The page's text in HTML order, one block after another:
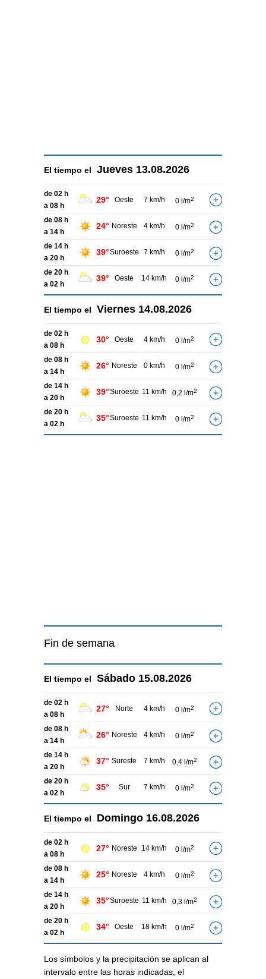
El tiempo el Jueves 13.08.2026
de 02 h
a 08 h
29° Oeste 7 km/h 0 l/m2
de 08 h
a 14 h
24° Noreste 4 km/h 0 l/m2
de 14 h
a 20 h
39°Suroeste 7 km/h 0 l/m2
de 20 h
a 02 h
39° Oeste 14 km/h 0 l/m2
El tiempo el Viernes 14.08.2026
de 02 h
a 08 h
30° Oeste 4 km/h 0 l/m2
de 08 h
a 14 h
26° Noreste 0 km/h 0 l/m2
de 14 h
a 20 h
39°Suroeste 11 km/h 0,2 l/m2
de 20 h
a 02 h
35°Suroeste 11 km/h 0 l/m2
Fin de semana
El tiempo el Sábado 15.08.2026
de 02 h
a 08 h
27° Norte 4 km/h 0 l/m2
de 08 h
a 14 h
26° Noreste 4 km/h 0 l/m2
de 14 h
a 20 h
37° Sureste 7 km/h 0,4 l/m2
de 20 h
a 02 h
35° Sur 7 km/h 0 l/m2
El tiempo el Domingo 16.08.2026
de 02 h
a 08 h
27° Noreste 14 km/h 0 l/m2
de 08 h
a 14 h
25° Noreste 4 km/h 0 l/m2
de 14 h
a 20 h
35°Suroeste 11 km/h 0,3 l/m2
de 20 h
a 02 h
34° Oeste 18 km/h 0 l/m2
Los símbolos y la precipitación se aplican al
intervalo entre las horas indicadas, el